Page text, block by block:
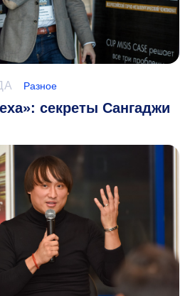
Разное
секреты Сангаджи